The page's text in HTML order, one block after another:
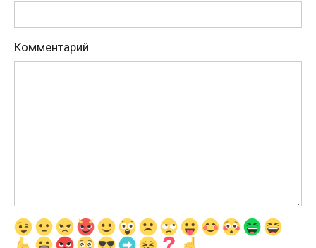
Комментарий